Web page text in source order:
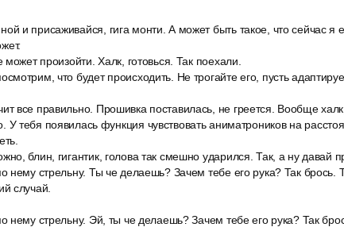
и присаживайся, гига монти. А может быть такое, что сейчас я
произойти. Халк, готовься. Так поехали.
что будет происходить. Не трогайте его, пусть
все правильно. Прошивка поставилась, не греется. Вообще халк,
тебя появилась функция чувствовать аниматроников на
блин, гигантик, голова так смешно ударился. Так, а ну давай
стрельну. Ты че делаешь? Зачем тебе его рука? Так брось.
случай.
стрельну. Эй, ты че делаешь? Зачем тебе его рука? Так